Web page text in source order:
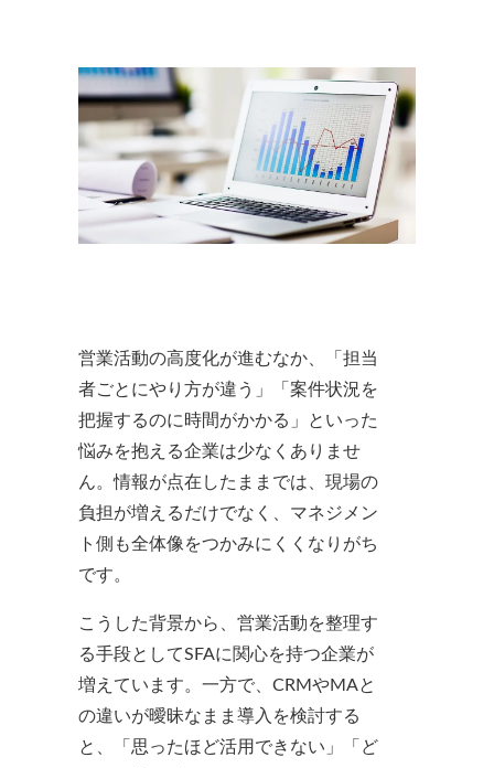
営業活動の高度化が進むなか、「担当
者ごとにやり方が違う」「案件状況を
把握するのに時間がかかる」といった
悩みを抱える企業は少なくありませ
ん。情報が点在したままでは、現場の
負担が増えるだけでなく、マネジメン
ト側も全体像をつかみにくくなりがち
です。
こうした背景から、営業活動を整理す
る手段としてSFAに関心を持つ企業が
増えています。一方で、CRMやMAと
の違いが曖昧なまま導入を検討する
と、「思ったほど活用できない」「ど